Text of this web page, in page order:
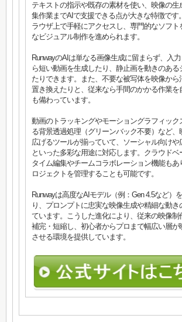
テキストの指示や既存の素材を使い、映像の生
集作業までAIで支援できる点が大きな特徴です
ラウザ上で手軽にアクセスし、専門的なソフト
なビジュアル制作を進められます。
RunwayのAIは単なる画像生成に留まらず、入
ら短い動画を生成したり、静止画を動きのある
たりできます。また、不要な被写体を映像から
置き換えたりと、従来なら手間のかかる作業を
も備わっています。
動画のトラッキングやモーショングラフィック
る背景透過処理（グリーンバック不要）など、
広げるツールが揃っていて、ソーシャル向けや
といった多彩な用途に対応します。クラウドベ
タイム編集やチームコラボレーション機能もあ
ロジェクトを管理することも可能です。
Runwayは高度なAIモデル（例：Gen 4.5など）
り、プロンプトに忠実な映像生成や精細な動き
ています。こうした進化により、従来の映像制
補完・短縮し、初心者からプロまで幅広い層が
させる環境を提供しています。